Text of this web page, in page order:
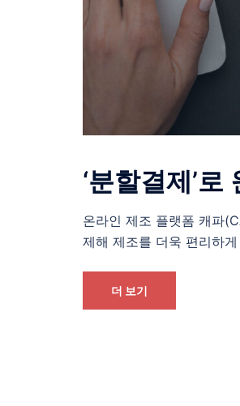
‘분할결제’
온라인 제조 플랫폼 캐파
제해 제조를 더욱 편리하
더 보기